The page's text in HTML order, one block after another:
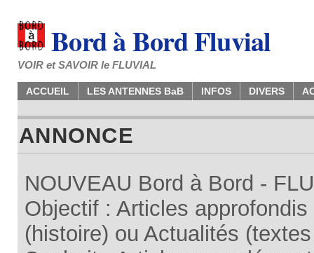
Bord à Bord Fluvial
VOIR et SAVOIR le FLUVIAL
ACCUEIL LES ANTENNES BaB INFOS DIVERS
ANNONCE
NOUVEAU Bord à Bord -
Objectif : Articles
(histoire) ou Actualités